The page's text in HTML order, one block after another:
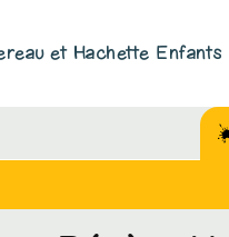
et Hachette Enfants